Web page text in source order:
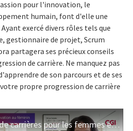
pour l'innovation, le
humain, font d'elle une
exercé divers rôles tels que
gestionnaire de projet, Scrum
partagera ses précieux conseils
de carrière. Ne manquez pas
de son parcours et de ses
propre progression de carrière
Laboratoire de carrières pour les femmes en TI 2025: femmes et technologies façonner l innovation